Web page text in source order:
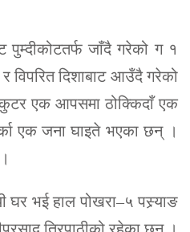
पुम्दीकोटतर्फ जाँदै गरेको ग १
दिशाबाट आउँदै गरेको
एक आपसमा ठोक्किदाँ एक
एक जना घाइते भएका छन् ।
घर भई हाल पोखरा–५ पस्र्याङ